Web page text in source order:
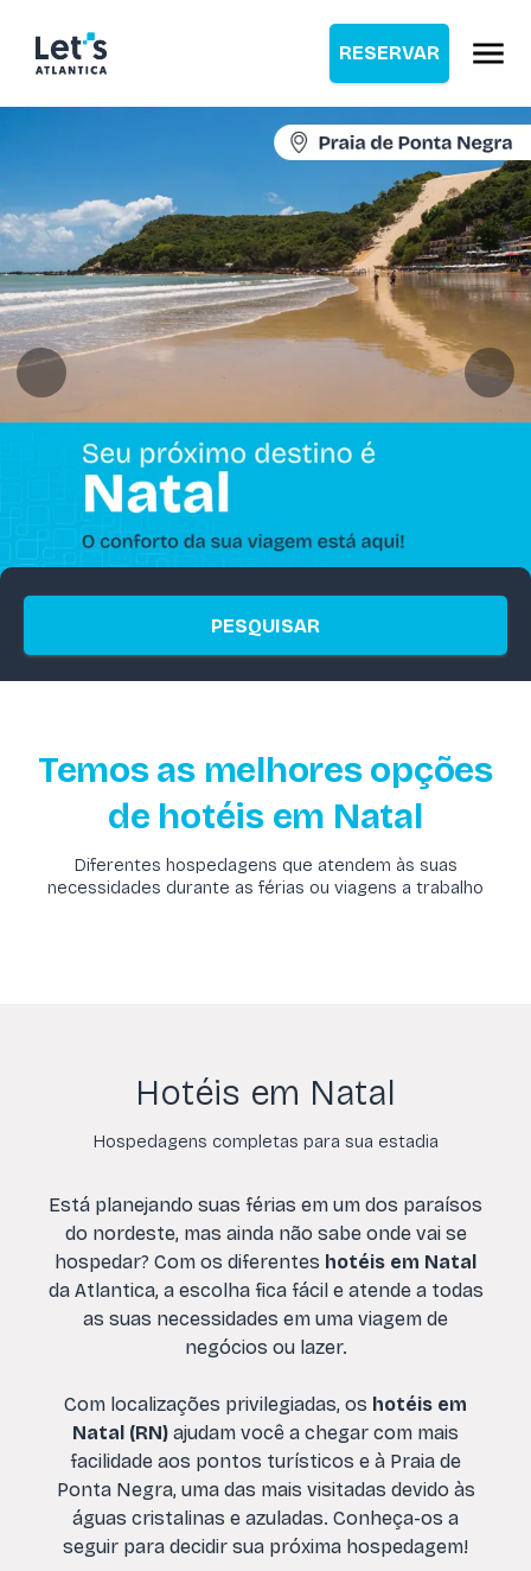
RESERVAR
PESQUISAR
Temos as melhores opções
de hotéis em Natal
Diferentes hospedagens que atendem às suas
necessidades durante as férias ou viagens a trabalho
Hotéis em Natal
Hospedagens completas para sua estadia
Está planejando suas férias em um dos paraísos
do nordeste, mas ainda não sabe onde vai se
hospedar? Com os diferentes hotéis em Natal
da Atlantica, a escolha fica fácil e atende a todas
as suas necessidades em uma viagem de
negócios ou lazer.
Com localizações privilegiadas, os hotéis em
Natal (RN) ajudam você a chegar com mais
facilidade aos pontos turísticos e à Praia de
Ponta Negra, uma das mais visitadas devido às
águas cristalinas e azuladas. Conheça-os a
seguir para decidir sua próxima hospedagem!